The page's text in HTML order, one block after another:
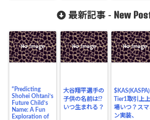
最新記事 - New
“Predicting
Shohei Ohtani’s
Future Child’s
Name: A Fun
Exploration of
大谷翔平選手の
子供の名前は!?
いつ生まれる？
$KAS(KASPA)
Tier1取引上上
場いつ？スマ
ン実装、